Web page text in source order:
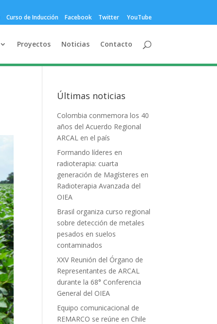
Curso de Inducción Facebook Twitter YouTube
Proyectos Noticias Contacto
Últimas noticias
Colombia conmemora los 40
años del Acuerdo Regional
ARCAL en el país
Formando líderes en
radioterapia: cuarta
generación de Magísteres en
Radioterapia Avanzada del
OIEA
Brasil organiza curso regional
sobre detección de metales
pesados en suelos
contaminados
XXV Reunión del Órgano de
Representantes de ARCAL
durante la 68° Conferencia
General del OIEA
Equipo comunicacional de
REMARCO se reúne en Chile